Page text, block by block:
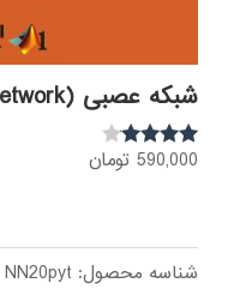
شبکه عصبی (Neural Network) در پایتون
نمره
590,000 تومان
شناسه محصول: NN20pyt